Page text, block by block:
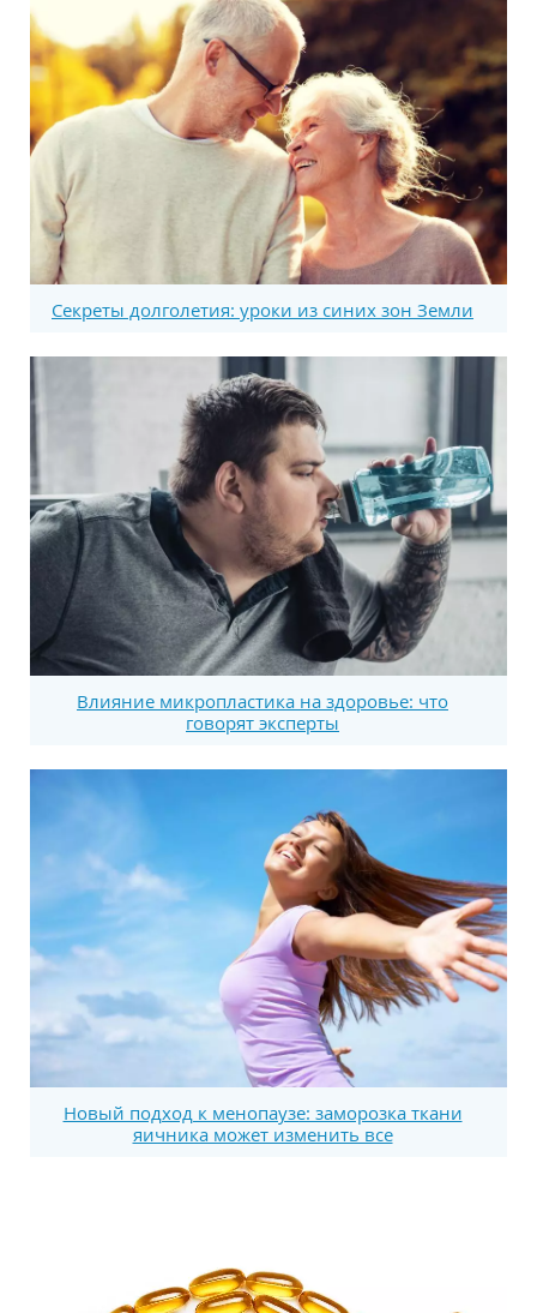
Секреты долголетия: уроки из синих зон Земли
Влияние микропластика на здоровье: что
говорят эксперты
Новый подход к менопаузе: заморозка ткани
яичника может изменить все